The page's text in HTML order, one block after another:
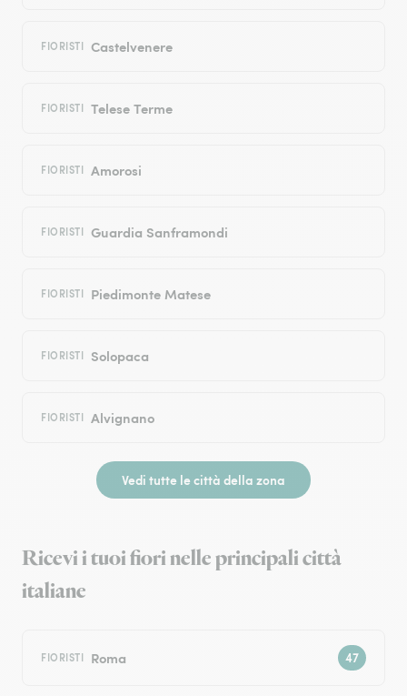
FIORISTI Castelvenere
FIORISTI Telese Terme
FIORISTI Amorosi
FIORISTI Guardia Sanframondi
FIORISTI Piedimonte Matese
FIORISTI Solopaca
FIORISTI Alvignano
Vedi tutte le città della zona
Ricevi i tuoi fiori nelle principali città
italiane
FIORISTI Roma